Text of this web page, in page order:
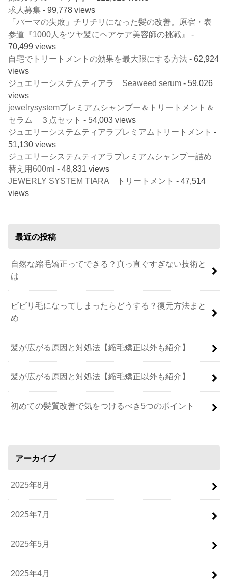
求人募集 - 99,778 views
「パーマの失敗」チリチリになった髪の改善。原宿・表
参道『1000人をツヤ髪にヘアケア美容師の挑戦』
-
70,499 views
自宅でトリートメントの効果を最大限にする方法 - 62,924
views
ジュエリーシステムティアラ Seaweed serum - 59,026
views
jewelrysystemプレミアムシャンプー＆トリートメント＆
セラム ３点セット - 54,003 views
ジュエリーシステムティアラプレミアムトリートメント -
51,130 views
ジュエリーシステムティアラプレミアムシャンプー詰め
替え用600ml - 48,831 views
JEWERLY SYSTEM TIARA トリートメント - 47,514
views
最近の投稿
自然な縮毛矯正ってできる？真っ直ぐすぎない技術と
は
ビビリ毛になってしまったらどうする？復元方法まと
め
髪が広がる原因と対処法【縮毛矯正以外も紹介】
髪が広がる原因と対処法【縮毛矯正以外も紹介】
初めての髪質改善で気をつけるべき5つのポイント
アーカイブ
2025年8月
2025年7月
2025年5月
2025年4月